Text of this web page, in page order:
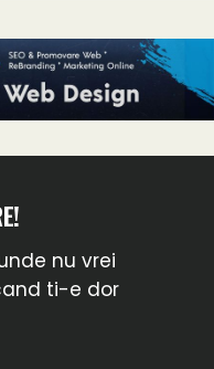
nu vrei
ti-e dor